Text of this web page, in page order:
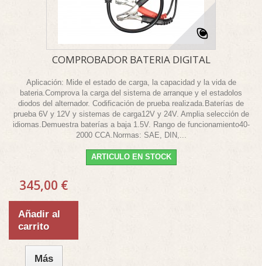
COMPROBADOR BATERIA DIGITAL
Aplicación: Mide el estado de carga, la capacidad y la vida de
bateria.Comprova la carga del sistema de arranque y el estadolos
diodos del alternador. Codificación de prueba realizada.Baterías de
prueba 6V y 12V y sistemas de carga12V y 24V. Amplia selección de
idiomas.Demuestra baterías a baja 1.5V. Rango de funcionamiento40-
2000 CCA.Normas: SAE, DIN,...
ARTICULO EN STOCK
345,00 €
Añadir al
carrito
Más